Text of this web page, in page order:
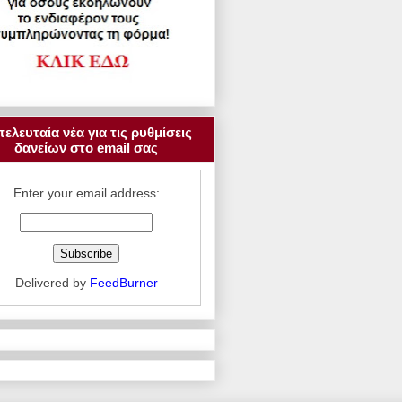
νέα για τις ρυθμίσεις
δανείων στο email σας
Enter your email address:
Delivered by FeedBurner